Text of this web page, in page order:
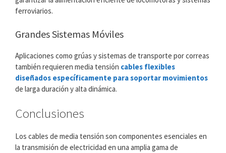
ferroviarios.
Grandes Sistemas Móviles
Aplicaciones como grúas y sistemas de transporte por correas
también requieren media tensión cables flexibles
diseñados específicamente para soportar movimientos
de larga duración y alta dinámica.
Conclusiones
Los cables de media tensión son componentes esenciales en
la transmisión de electricidad en una amplia gama de